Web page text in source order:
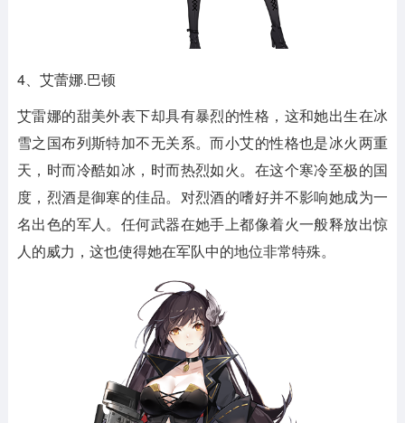
4、艾蕾娜.巴顿
艾雷娜的甜美外表下却具有暴烈的性格，这和她出生在冰
雪之国布列斯特加不无关系。而小艾的性格也是冰火两重
天，时而冷酷如冰，时而热烈如火。在这个寒冷至极的国
度，烈酒是御寒的佳品。对烈酒的嗜好并不影响她成为一
名出色的军人。任何武器在她手上都像着火一般释放出惊
人的威力，这也使得她在军队中的地位非常特殊。